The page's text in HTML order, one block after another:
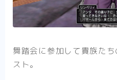
舞踏会に参加して貴族た
スト。